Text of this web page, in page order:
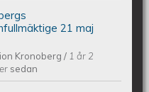
21 maj
21 maj
Kronoberg/ 1 år 2
sedan